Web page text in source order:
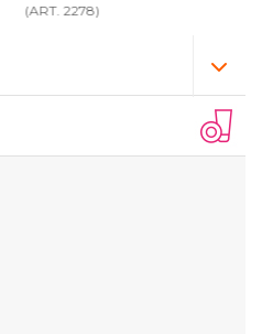
(ART. 2278)